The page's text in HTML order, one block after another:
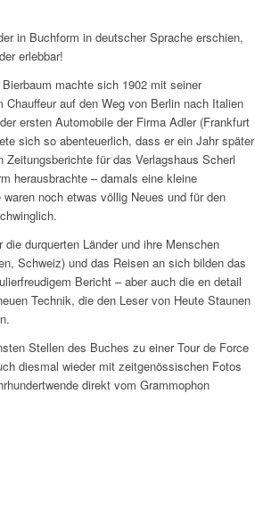
in Buchform in deutscher Sprache erschien,
erlebbar!
machte sich 1902 mit seiner
Chauffeur auf den Weg von Berlin nach Italien
ersten Automobile der Firma Adler (Frankfurt
sich so abenteuerlich, dass er ein Jahr später
Zeitungsberichte für das Verlagshaus Scherl
herausbrachte – damals eine kleine
noch etwas völlig Neues und für den
durquerten Länder und ihre Menschen
Schweiz) und das Reisen an sich bilden das
Bericht – aber auch die en detail
Technik, die den Leser von Heute Staunen
Stellen des Buches zu einer Tour de Force
diesmal wieder mit zeitgenössischen Fotos
direkt vom Grammophon